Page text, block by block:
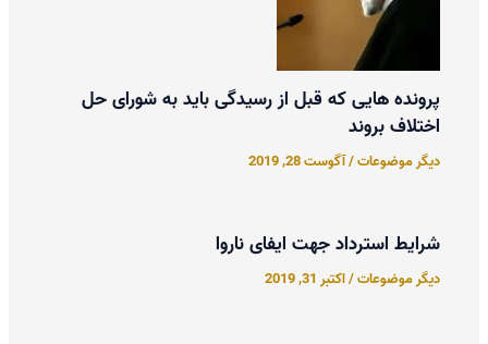
پرونده هایی که قبل از رسیدگی باید به شورای حل
اختلاف بروند
دیگر موضوعات/آگوست 28, 2019
شرایط استرداد جهت ایفای ناروا
دیگر موضوعات/اکتبر 31, 2019